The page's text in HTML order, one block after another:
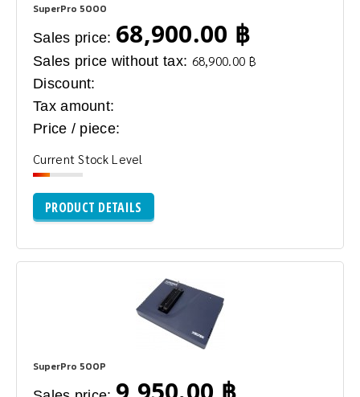
SuperPro 5000
Sales price: 68,900.00 ฿
Sales price without tax: 68,900.00 ฿
Discount:
Tax amount:
Price / piece:
Current Stock Level
PRODUCT DETAILS
SuperPro 500P